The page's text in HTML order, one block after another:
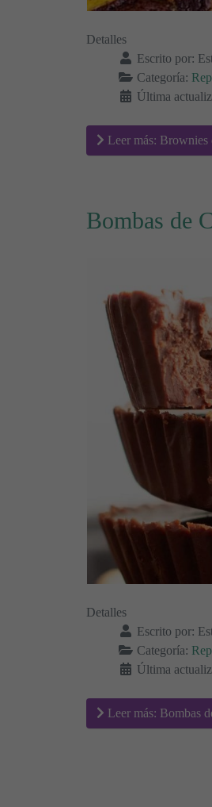
Detalles
Escrito por:
Categoría:
Última
Leer más: Brownies
Bombas de
Detalles
Escrito por:
Categoría:
Última
Leer más: Bombas